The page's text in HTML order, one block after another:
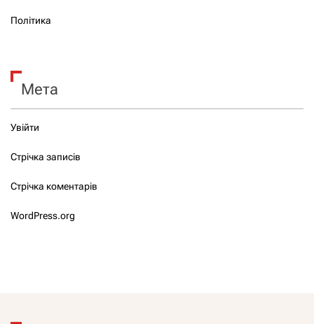
Політика
Мета
Увійти
Стрічка записів
Стрічка коментарів
WordPress.org